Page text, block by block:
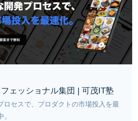
ェッショナル集団 | 可茂IT塾
ロセスで、プロダクトの市場投入を最